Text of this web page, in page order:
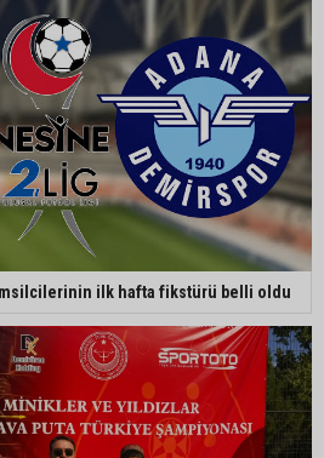
bir atık deposuna dönüşmemeli”
aile içi arsa krizi: 95 yaşındaki kadının
arsası satıldı, 17 milyonun 13 milyonu
ilk hafta fikstürü belli oldu